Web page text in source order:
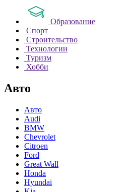
Образование
Спорт
Строительство
Технологии
Туризм
Хобби
Авто
Авто
Audi
BMW
Chevrolet
Citroen
Ford
Great Wall
Honda
Hyundai